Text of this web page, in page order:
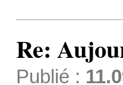
Re:
Publié :